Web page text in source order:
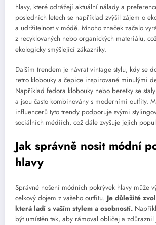
hlavy, které odrážejí aktuální nálady a
posledních letech se například zvýšil zájem o
a udržitelnost v módě. Mnoho značek začalo
z recyklovaných nebo organických materiálů,
ekologicky smýšlející zákazníky.
Dalším trendem je návrat vintage stylu, kdy se
retro klobouky a čepice inspirované minulými
Například fedora klobouky nebo beretky se
a jsou často kombinovány s moderními outfity.
influencerů tyto trendy podporuje svými
sociálních médiích, což dále zvyšuje jejich
Jak správně nosit módní
hlavy
Správné nošení módních pokrývek hlavy může
celkový dojem z vašeho outfitu. Je důležité
která ladí s vaším stylem a osobností.
být umístěn tak, aby rámoval obličej a zdůraznil